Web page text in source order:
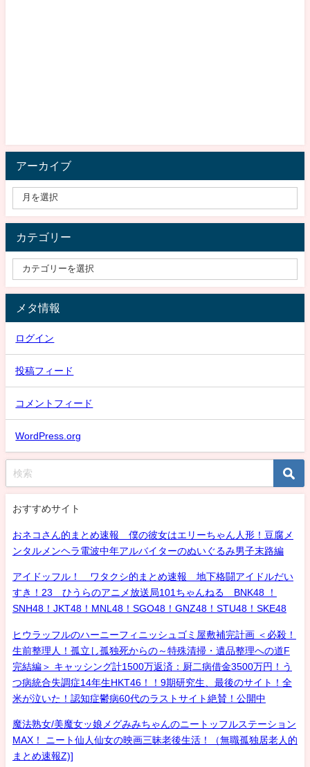
アーカイブ
カテゴリー
メタ情報
ログイン
投稿フィード
コメントフィード
WordPress.org
おすすめサイト
おネコさん的まとめ速報 僕の彼女はエリーちゃん人形！豆腐メ
ンタルメンヘラ電波中年アルバイターのぬいぐるみ男子末路編
アイドッフル！ ワタクシ的まとめ速報 地下格闘アイドルだい
すき！23 ひうらのアニメ放送局101ちゃんねる BNK48 ！
SNH48！JKT48！MNL48！SGO48！GNZ48！STU48！SKE48
ヒウラッフルのハーニーフィニッシュゴミ屋敷補完計画 ＜必殺！
生前整理人！孤立し孤独死からの～特殊清掃・遺品整理への道F
完結編＞ キャッシング計1500万返済：厨二病借金3500万円！う
つ病統合失調症14年生HKT46！！9期研究生、最後のサイト！全
米が泣いた！認知症鬱病60代のラストサイト絶賛！公開中
魔法熟女/美魔女ッ娘メグみみちゃんのニートッフルステーション
MAX！ ニート仙人仙女の映画三昧老後生活！（無職孤独居老人的
まとめ速報Z)]